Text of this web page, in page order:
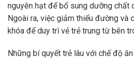
nguyên hạt để bổ sung dưỡng chất
Ngoài ra, việc giảm thiểu đường và
khóa để duy trì vẻ trẻ trung từ bên
Những bí quyết trẻ lâu với chế độ